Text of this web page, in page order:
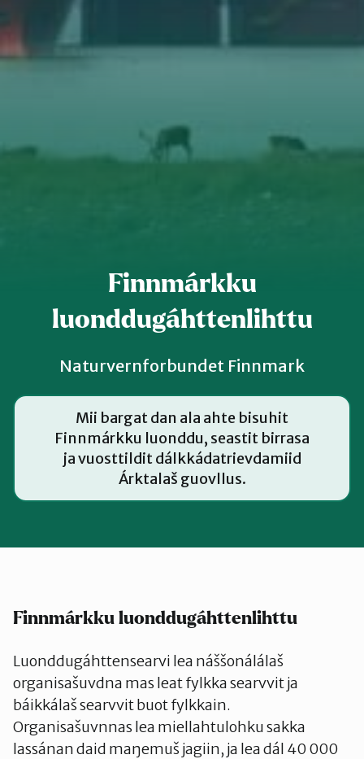
Tana og Varanger
Finnmárkku
luonddugáhttenlihttu
Naturvernforbundet Finnmark
Mii bargat dan ala ahte bisuhit
Finnmárkku luonddu, seastit birrasa
ja vuosttildit dálkkádatrievdamiid
Árktalaš guovllus.
Finnmárkku luonddugáhttenlihttu
Luonddugáhttensearvi lea náššonálálaš
organisašuvdna mas leat fylkka searvvit ja
báikkálaš searvvit buot fylkkain.
Organisašuvnnas lea miellahtulohku sakka
lassánan daid maŋemuš jagiin, ja lea dál 40 000